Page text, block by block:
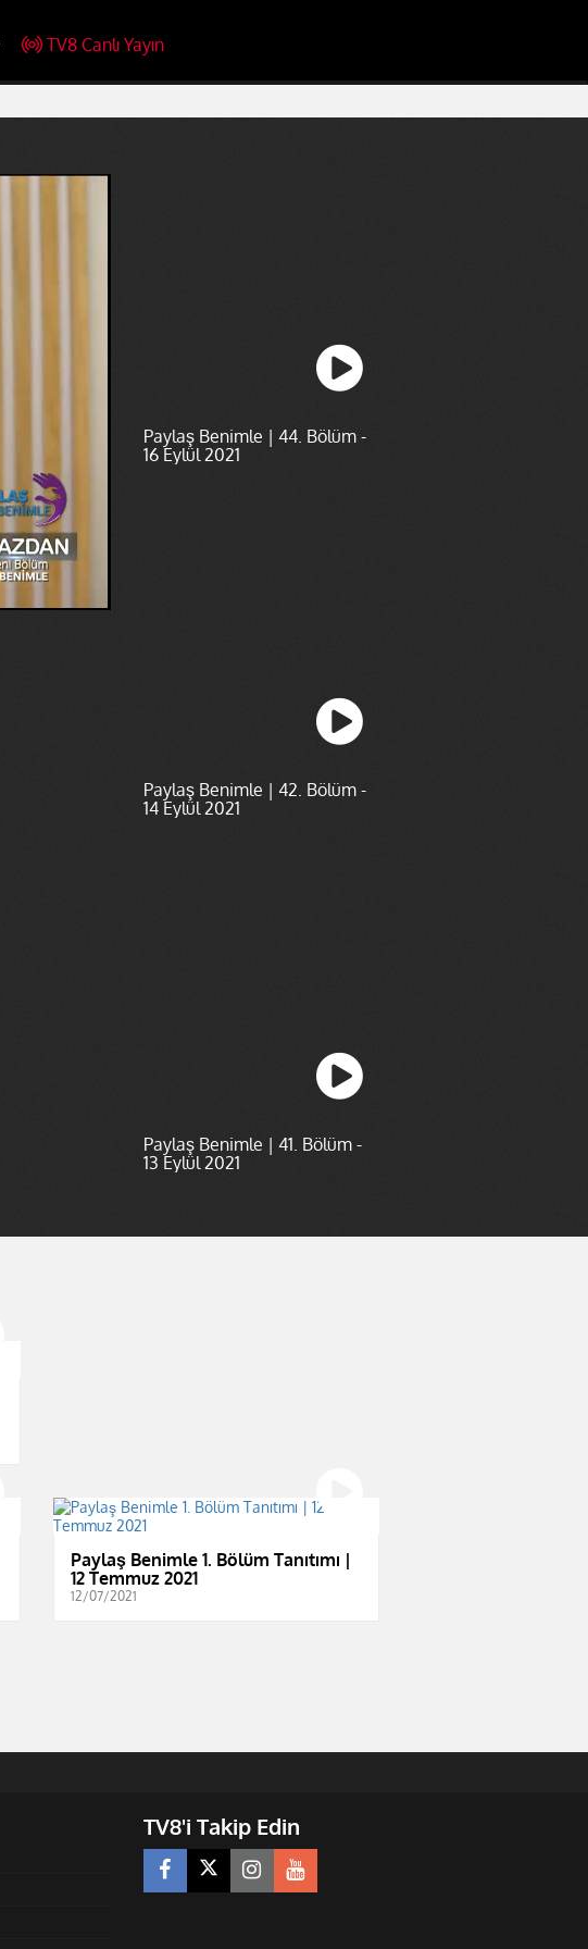
TV8 Canlı Yayın
Paylaş Benimle | 44. Bölüm -
16 Eylül 2021
Paylaş Benimle | 42. Bölüm -
14 Eylül 2021
Paylaş Benimle | 41. Bölüm -
13 Eylül 2021
Paylaş Benimle 1. Bölüm Tanıtımı |
12 Temmuz 2021
12/07/2021
TV8'i Takip Edin